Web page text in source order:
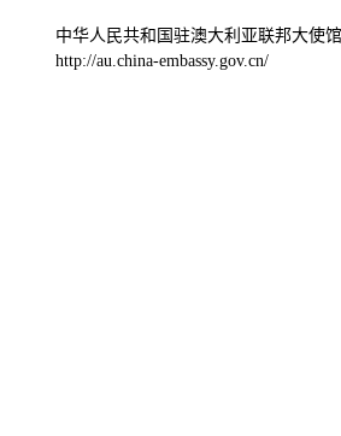
中华人民共和国驻澳大利亚联邦大使
http://au.china-embassy.gov.cn/